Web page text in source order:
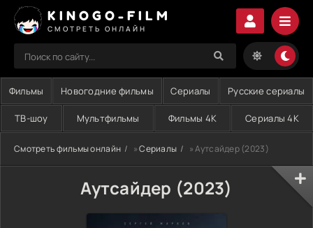
KINOGO-FILM
СМОТРЕТЬ ОНЛАЙН
Фильмы Новогодние фильмы Сериалы Русские сериалы
ТВ-шоу Мультфильмы Фильмы 4K Сериалы 4K
Смотреть фильмы онлайн »Сериалы » Аутсайдер (2023)
Аутсайдер (2023)